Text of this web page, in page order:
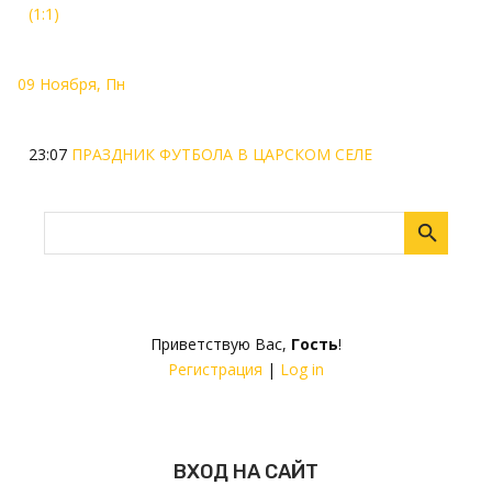
Приветствую Вас, Гость!
Регистрация | Log in
ВХОД НА САЙТ
(1:1)
09 Ноября, Пн
23:07 ПРАЗДНИК ФУТБОЛА В ЦАРСКОМ СЕЛЕ